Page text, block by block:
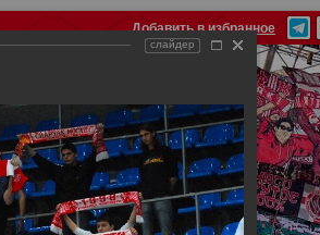
Добавить в избранное
слайдер